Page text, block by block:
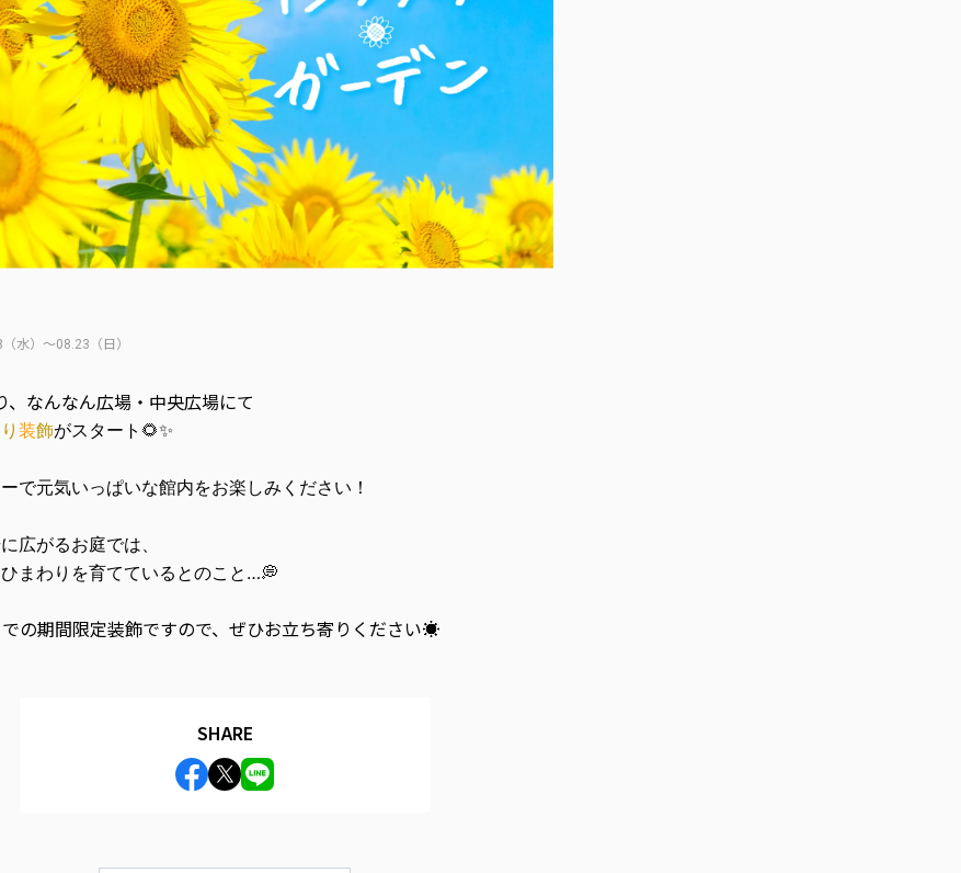
水）～08.23（日）
、なんなん広場・中央広場にて
り 装飾がスタート🌻✨
で元気いっぱいな館内をお楽しみください！
広がるお庭では、
まわりを育てているとのこと…💭
の期間限定装飾ですので、ぜひお立ち寄りください☀️
SHARE